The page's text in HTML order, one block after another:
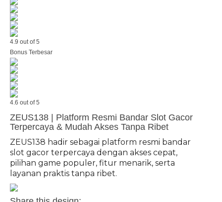
4.9 out of 5
Bonus Terbesar
4.6 out of 5
ZEUS138 | Platform Resmi Bandar Slot Gacor
Terpercaya & Mudah Akses Tanpa Ribet
ZEUS138 hadir sebagai platform resmi bandar
slot gacor terpercaya dengan akses cepat,
pilihan game populer, fitur menarik, serta
layanan praktis tanpa ribet.